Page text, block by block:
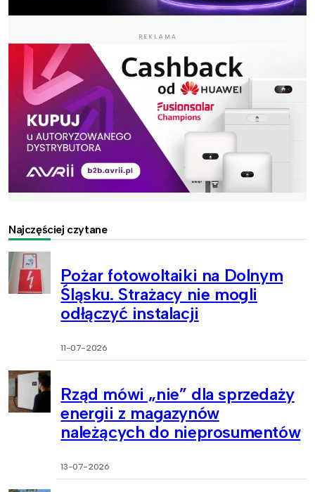
REKLAMA
Najczęściej czytane
Pożar fotowoltaiki na Dolnym
Śląsku. Strażacy nie mogli
odłączyć instalacji
11-07-2026
Rząd mówi „nie” dla sprzedaży
energii z magazynów
należących do nieprosumentów
13-07-2026